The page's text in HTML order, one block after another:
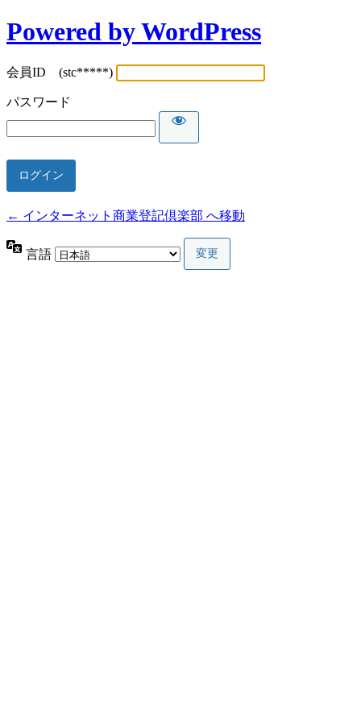
Powered by WordPress
会員ID (stc*****)
パスワード
← インターネット商業登記倶楽部 へ移動
言語